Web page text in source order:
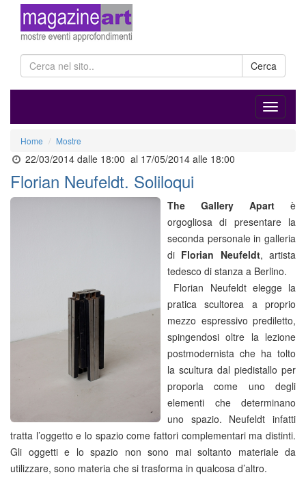
Cerca
Home Mostre
22/03/2014 dalle 18:00 al 17/05/2014 alle 18:00
Florian Neufeldt. Soliloqui
The Gallery Apart è
orgogliosa di presentare la
seconda personale in galleria
di Florian Neufeldt, artista
tedesco di stanza a Berlino.
Florian Neufeldt elegge la
pratica scultorea a proprio
mezzo espressivo prediletto,
spingendosi oltre la lezione
postmodernista che ha tolto
la scultura dal piedistallo per
proporla come uno degli
elementi che determinano
uno spazio. Neufeldt infatti
tratta l’oggetto e lo spazio come fattori complementari ma distinti.
Gli oggetti e lo spazio non sono mai soltanto materiale da
utilizzare, sono materia che si trasforma in qualcosa d’altro.